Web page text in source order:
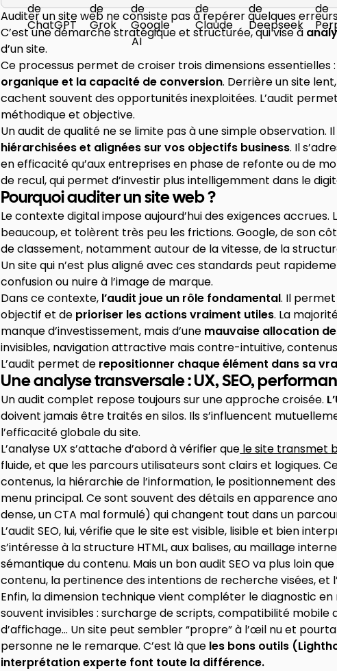
Auditer un site web ne consiste pas à repérer quelques
C’est une démarche stratégique et structurée, qui vise à
d’un site.
Ce processus permet de croiser trois dimensions essentielles :
organique et la capacité de conversion. Derrière un site
cachent souvent des opportunités inexploitées. L’audit
méthodique et objective.
Un audit de qualité ne se limite pas à une simple
hiérarchisées et alignées sur vos objectifs business. Il
en efficacité qu’aux entreprises en phase de refonte ou de
de recul, qui permet d’investir plus intelligemment dans le
Pourquoi auditer un site web ?
Le contexte digital impose aujourd’hui des exigences
beaucoup, et tolèrent très peu les frictions. Google, de son
de classement, notamment autour de la vitesse, de la
Un site qui n’est plus aligné avec ces standards peut
confusion ou nuire à l’image de marque.
Dans ce contexte, l’audit joue un rôle fondamental. Il
objectif et de prioriser les actions vraiment utiles. La
manque d’investissement, mais d’une mauvaise allocation
invisibles, navigation attractive mais contre-intuitive, contenus
L’audit permet de repositionner chaque élément dans sa
Une analyse transversale : UX, SEO,
Un audit complet repose toujours sur une approche croisée.
doivent jamais être traités en silos. Ils s’influencent
l’efficacité globale du site.
L’analyse UX s’attache d’abord à vérifier que le site transmet
fluide, et que les parcours utilisateurs sont clairs et logiques.
contenus, la hiérarchie de l’information, le positionnement
menu principal. Ce sont souvent des détails en apparence
dense, un CTA mal formulé) qui changent tout dans un
L’audit SEO, lui, vérifie que le site est visible, lisible et bien
s’intéresse à la structure HTML, aux balises, au maillage
sémantique du contenu. Mais un bon audit SEO va plus loin
contenu, la pertinence des intentions de recherche visées, et
Enfin, la dimension technique vient compléter le diagnostic
souvent invisibles : surcharge de scripts, compatibilité
d’affichage… Un site peut sembler “propre” à l’œil nu et
personne ne le remarque. C’est là que les bons outils
interprétation experte font toute la différence.